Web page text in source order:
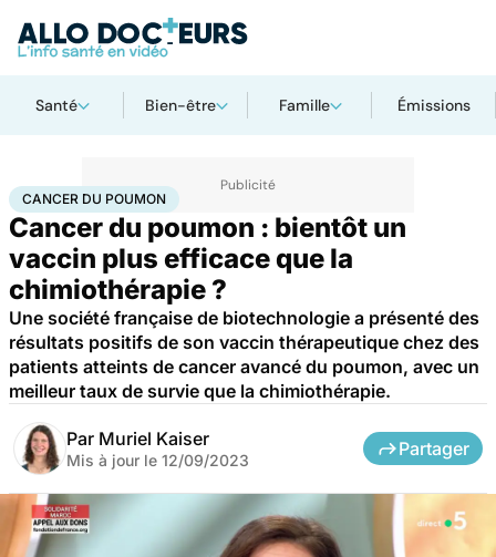
Santé Bien-être Famille Émissions
AccueilSanté MaladiesCancer Cancer du poumon
CANCER DU POUMON
Cancer du poumon : bientôt un
vaccin plus efficace que la
chimiothérapie ?
Une société française de biotechnologie a présenté des
résultats positifs de son vaccin thérapeutique chez des
patients atteints de cancer avancé du poumon, avec un
meilleur taux de survie que la chimiothérapie.
Par Muriel Kaiser
Mis à jour le 12/09/2023
Partager